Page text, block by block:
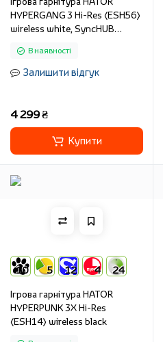
HYPERGANG 3 Hi-Res (ESH56)
wireless white, SyncHUB
В наявності
Залишити відгук
4 299 ₴
Купити
10 5 12 4 24
Ігрова гарнітура HATOR
HYPERPUNK 3X Hi-Res
(ESH14) wireless black